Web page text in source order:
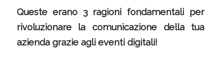
Queste erano 3 ragioni fondamentali per
rivoluzionare la comunicazione della tua
azienda grazie agli eventi digitali!